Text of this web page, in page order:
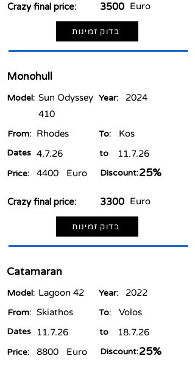
Euro
3500
Crazy final price:
בדוק זמינות
Monohull
2024
Year:
Sun Odyssey
410
Model:
Kos
To:
From: Rhodes
11.7.26
to
4.7.26
Dates
25%
Discount:
Euro
4400
Price:
Euro
3300
Crazy final price:
בדוק זמינות
Catamaran
2022
Year:
Lagoon 42
Model:
Volos
To:
From: Skiathos
18.7.26
to
11.7.26
Dates
25%
Discount:
Euro
8800
Price: